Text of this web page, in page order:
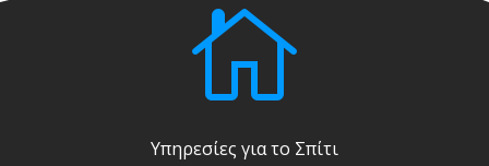

Υπηρεσίες για το Σπίτι